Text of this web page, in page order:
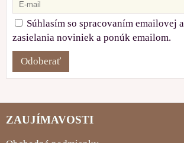
Súhlasím so spracovaním emailovej
zasielania noviniek a ponúk emailom.
Odoberať
ZAUJÍMAVOSTI